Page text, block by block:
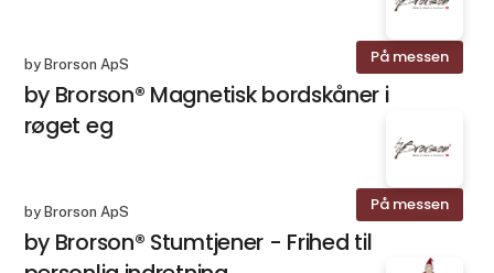
På messen
by Brorson ApS
by Brorson® Magnetisk bordskåner i
røget eg
På messen
by Brorson ApS
by Brorson® Stumtjener - Frihed til